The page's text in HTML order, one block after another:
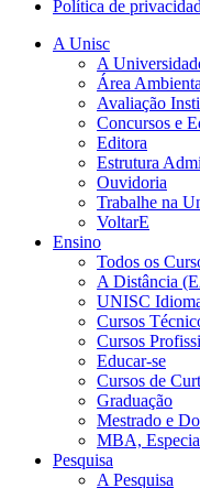
Política de
A Unisc
A
Área
Avaliação
Concursos e
Editora
Estrutura
Ouvidoria
Trabalhe na
VoltarE
Ensino
Todos os
A Distância
UNISC
Cursos
Cursos
Educar-se
Cursos de
Graduação
Mestrado e
MBA,
Pesquisa
A Pesquisa